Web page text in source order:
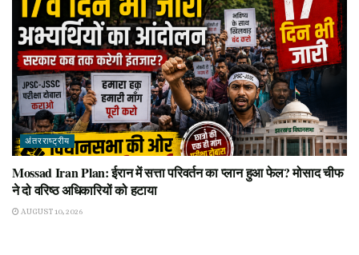
अंतरराष्ट्रीय
Mossad Iran Plan: ईरान में सत्ता परिवर्तन का प्लान हुआ फेल? मोसाद चीफ
ने दो वरिष्ठ अधिकारियों को हटाया
AUGUST 10, 2026